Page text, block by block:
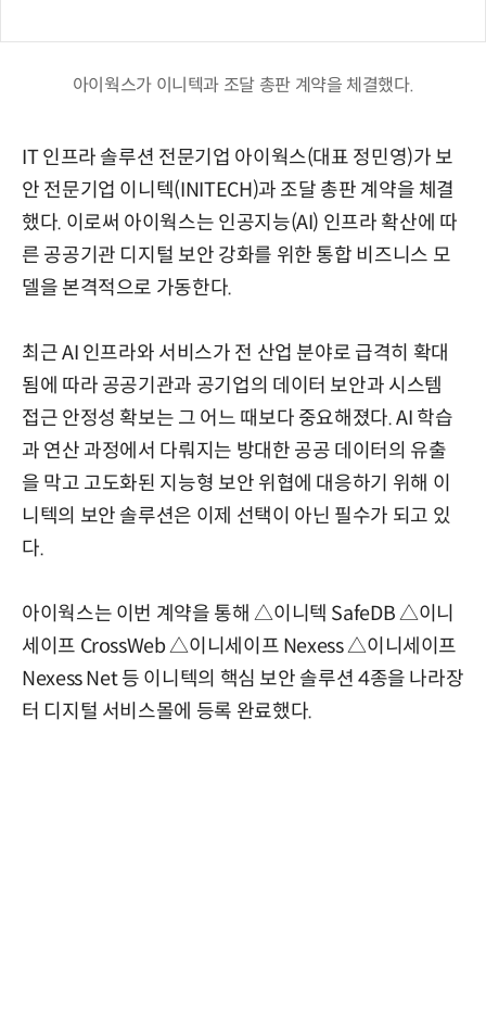
아이웍스가 이니텍과 조달 총판 계약을 체결했다.
IT 인프라 솔루션 전문기업 아이웍스(대표 정민영)가 보
안 전문기업 이니텍(INITECH)과 조달 총판 계약을 체결
했다. 이로써 아이웍스는 인공지능(AI) 인프라 확산에 따
른 공공기관 디지털 보안 강화를 위한 통합 비즈니스 모
델을 본격적으로 가동한다.
최근 AI 인프라와 서비스가 전 산업 분야로 급격히 확대
됨에 따라 공공기관과 공기업의 데이터 보안과 시스템
접근 안정성 확보는 그 어느 때보다 중요해졌다. AI 학습
과 연산 과정에서 다뤄지는 방대한 공공 데이터의 유출
을 막고 고도화된 지능형 보안 위협에 대응하기 위해 이
니텍의 보안 솔루션은 이제 선택이 아닌 필수가 되고 있
다.
아이웍스는 이번 계약을 통해 △이니텍 SafeDB △이니
세이프 CrossWeb △이니세이프 Nexess △이니세이프
Nexess Net 등 이니텍의 핵심 보안 솔루션 4종을 나라장
터 디지털 서비스몰에 등록 완료했다.